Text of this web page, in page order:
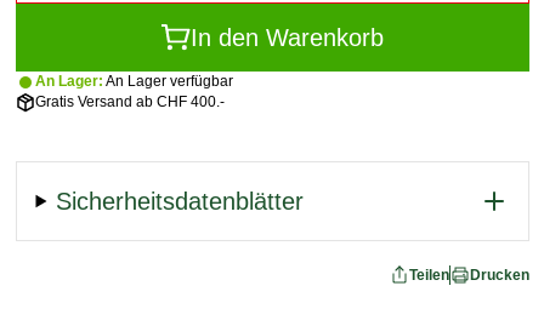
In den Warenkorb
An Lager: An Lager verfügbar
Gratis Versand ab CHF 400.-
Sicherheitsdatenblätter
Teilen Drucken